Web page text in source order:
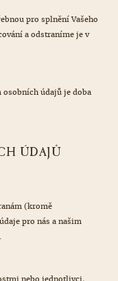
pro splnění Vašeho
a odstraníme je v
osobních údajů je doba
ÚDAJŮ
(kromě
pro nás a našim
nebo jednotlivci,